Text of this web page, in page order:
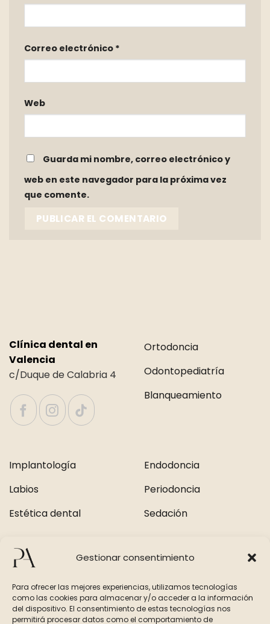
Gestionar consentimiento
Para ofrecer las mejores experiencias, utilizamos tecnologías
como las cookies para almacenar y/o acceder a la información
del dispositivo. El consentimiento de estas tecnologías nos
permitirá procesar datos como el comportamiento de
Correo electrónico *
Web
Guarda mi nombre, correo electrónico y
web en este navegador para la próxima vez
que comente.
Clínica dental en
Valencia
c/Duque de Calabria 4
Ortodoncia
Odontopediatría
Blanqueamiento
Implantología
Labios
Estética dental
Endodoncia
Periodoncia
Sedación
Contacto
+34 677 067 649